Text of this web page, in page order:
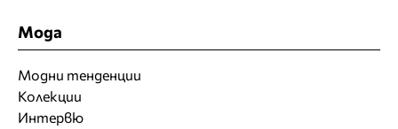
Мода
Модни тенденции
Колекции
Интервю